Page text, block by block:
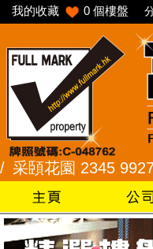
我的收藏 0 個樓盤
花園 2345 9927 /